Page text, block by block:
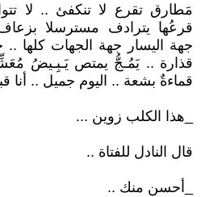
مَطارق تقرع لا تنكفئ .. لا
قرعُها يترادف مسترسلا
جهة اليسار جهة الجهات كلها
قذارة .. يَمُـجُّ يمتص يَـبِـيضُ
قماءةٌ بشعة .. اليوم جميل .. أنا
_هذا الكلب زوين ...
قال النادل للفتاة ..
_أحسن منك ..